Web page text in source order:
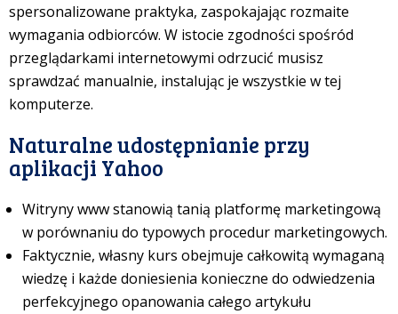
spersonalizowane praktyka, zaspokajając rozmaite
wymagania odbiorców. W istocie zgodności spośród
przeglądarkami internetowymi odrzucić musisz
sprawdzać manualnie, instalując je wszystkie w tej
komputerze.
Naturalne udostępnianie przy
aplikacji Yahoo
Witryny www stanowią tanią platformę marketingową
w porównaniu do typowych procedur marketingowych.
Faktycznie, własny kurs obejmuje całkowitą wymaganą
wiedzę i każde doniesienia konieczne do odwiedzenia
perfekcyjnego opanowania całego artykułu